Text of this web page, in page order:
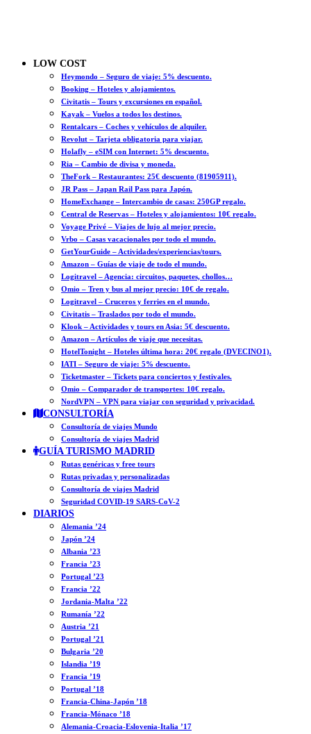
LOW COST
Heymondo – Seguro de viaje: 5% descuento.
Booking – Hoteles y alojamientos.
Civitatis – Tours y excursiones en español.
Kayak – Vuelos a todos los destinos.
Rentalcars – Coches y vehículos de alquiler.
Revolut – Tarjeta obligatoria para viajar.
Holafly – eSIM con Internet: 5% descuento.
Ria – Cambio de divisa y moneda.
TheFork – Restaurantes: 25€ descuento (81905911).
JR Pass – Japan Rail Pass para Japón.
HomeExchange – Intercambio de casas: 250GP regalo.
Central de Reservas – Hoteles y alojamientos: 10€ regalo.
Voyage Privé – Viajes de lujo al mejor precio.
Vrbo – Casas vacacionales por todo el mundo.
GetYourGuide – Actividades/experiencias/tours.
Amazon – Guías de viaje de todo el mundo.
Logitravel – Agencia: circuitos, paquetes, chollos…
Omio – Tren y bus al mejor precio: 10€ de regalo.
Logitravel – Cruceros y ferries en el mundo.
Civitatis – Traslados por todo el mundo.
Klook – Actividades y tours en Asia: 5€ descuento.
Amazon – Artículos de viaje que necesitas.
HotelTonight – Hoteles última hora: 20€ regalo (DVECINO1).
IATI – Seguro de viaje: 5% descuento.
Ticketmaster – Tickets para conciertos y festivales.
Omio – Comparador de transportes: 10€ regalo.
NordVPN – VPN para viajar con seguridad y privacidad.
CONSULTORÍA
Consultoría de viajes Mundo
Consultoría de viajes Madrid
GUÍA TURISMO MADRID
Rutas genéricas y free tours
Rutas privadas y personalizadas
Consultoría de viajes Madrid
Seguridad COVID-19 SARS-CoV-2
DIARIOS
Alemania ’24
Japón ’24
Albania ’23
Francia ’23
Portugal ’23
Francia ’22
Jordania-Malta ’22
Rumanía ’22
Austria ’21
Portugal ’21
Bulgaria ’20
Islandia ’19
Francia ’19
Portugal ’18
Francia-China-Japón ’18
Francia-Mónaco ’18
Alemania-Croacia-Eslovenia-Italia ’17